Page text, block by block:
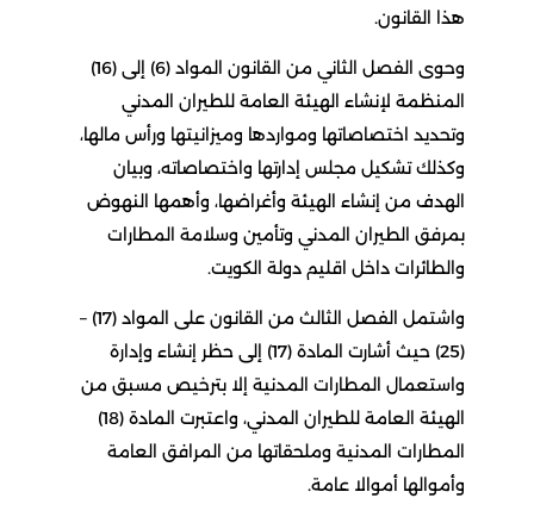
هذا القانون.
وحوى الفصل الثاني من القانون المواد (6) إلى (16)
المنظمة لإنشاء الهيئة العامة للطيران المدني
وتحديد اختصاصاتها ومواردها وميزانيتها ورأس مالها،
وكذلك تشكيل مجلس إدارتها واختصاصاته، وبيان
الهدف من إنشاء الهيئة وأغراضها، وأهمها النهوض
بمرفق الطيران المدني وتأمين وسلامة المطارات
والطائرات داخل اقليم دولة الكويت.
واشتمل الفصل الثالث من القانون على المواد (17) –
(25) حيث أشارت المادة (17) إلى حظر إنشاء وإدارة
واستعمال المطارات المدنية إلا بترخيص مسبق من
الهيئة العامة للطيران المدني، واعتبرت المادة (18)
المطارات المدنية وملحقاتها من المرافق العامة
وأموالها أموالا عامة.